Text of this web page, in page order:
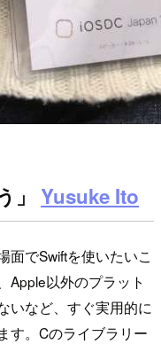
」 Yusuke Ito
面でSwiftを使いたいこ
Apple以外のプラット
いなど、すぐ実用的に
す。Cのライブラリー